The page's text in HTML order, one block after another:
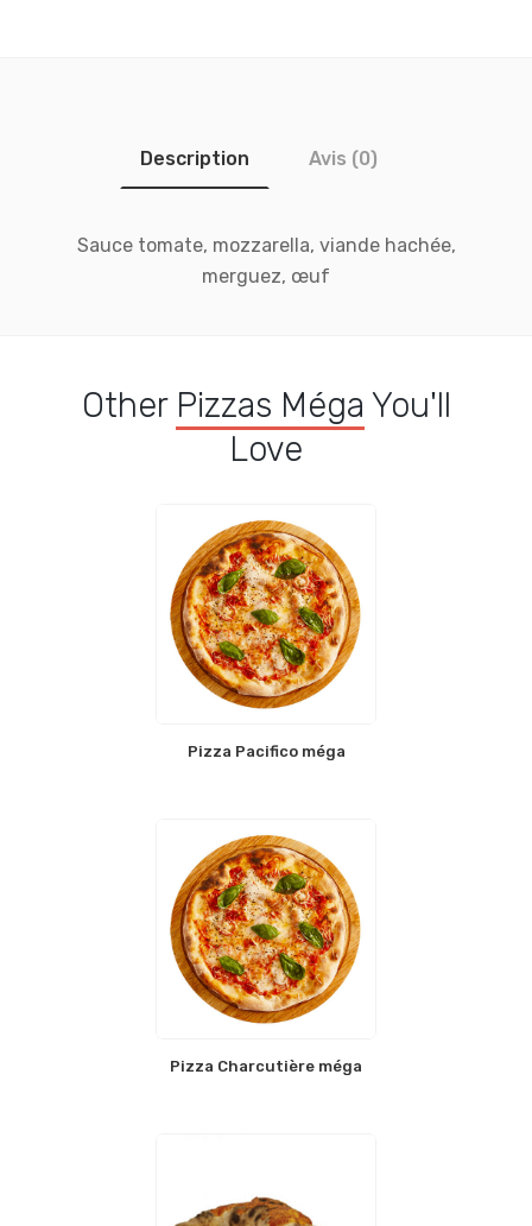
Description Avis (0)
Sauce tomate, mozzarella, viande hachée,
merguez, œuf
Other Pizzas Méga You'll
Love
Pizza Pacifico méga
Pizza Charcutière méga